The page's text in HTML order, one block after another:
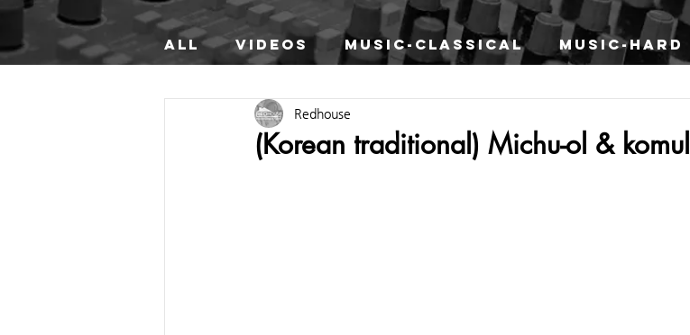
ALL VIDEOS MUSIC-CLASSICAL MUSIC-HARD
(Korean traditional) Michu-ol & komul
Redhouse